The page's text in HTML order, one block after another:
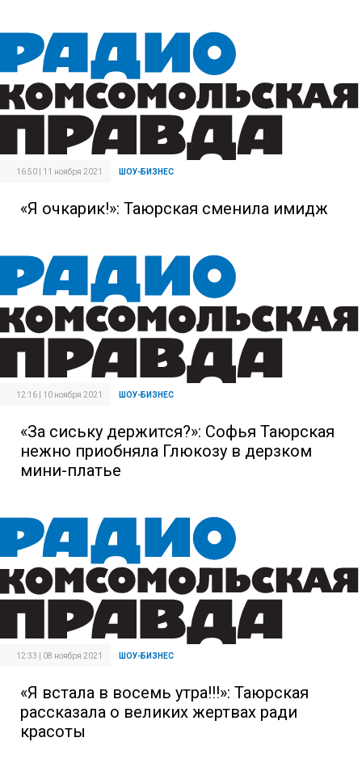
16:50 | 11 ноября 2021 ШОУ-БИЗНЕС
«Я очкарик!»: Таюрская сменила имидж
12:16 | 10 ноября 2021 ШОУ-БИЗНЕС
«За сиську держится?»: Софья Таюрская
нежно приобняла Глюкозу в дерзком
мини-платье
12:33 | 08 ноября 2021 ШОУ-БИЗНЕС
«Я встала в восемь утра!!!»: Таюрская
рассказала о великих жертвах ради
красоты